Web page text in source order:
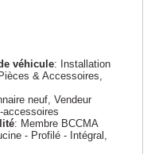
véhicule: Installation
& Accessoires,
neuf, Vendeur
accessoires
: Membre BCCMA
- Profilé - Intégral,